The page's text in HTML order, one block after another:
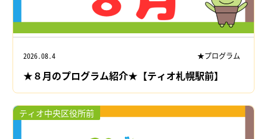
2026.08.4 ★プログラム
★８月のプログラム紹介★【ティオ札幌駅前】
ティオ中央区役所前